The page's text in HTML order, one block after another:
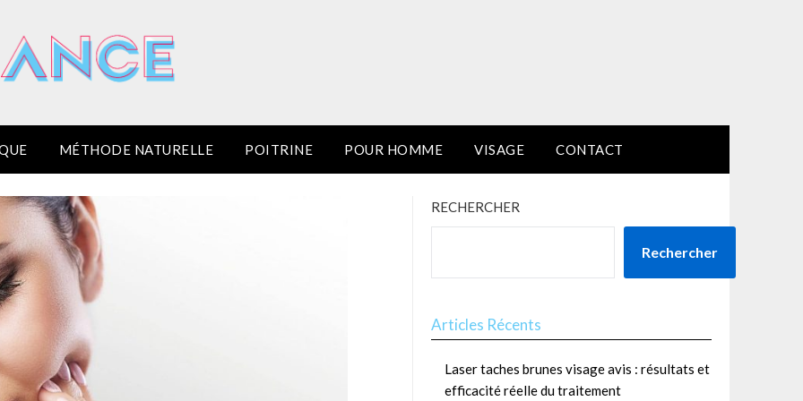
MÉTHODE NATURELLE POITRINE POUR HOMME VISAGE CONTACT
RECHERCHER
Rechercher
Articles Récents
Laser taches brunes visage avis : résultats et
efficacité réelle du traitement